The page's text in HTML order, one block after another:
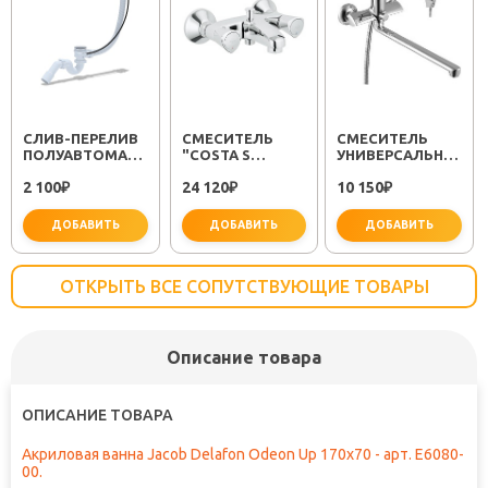
важно для установки
CЛИВ-ПЕРЕЛИВ
ПОЛУАВТОМАТ
2 100₽
ДОБАВИТЬ
СМЕСИТЕЛЬ
"COSTA S
24 120₽
ДОБАВИТЬ
СМЕСИТЕЛЬ
УНИВЕРСАЛЬНЫЙ
LM1151C"
10 150₽
ДОБАВИТЬ
ОТКРЫТЬ ВСЕ СОПУТСТВУЮЩИЕ ТОВАРЫ
Описание товара
ОПИСАНИЕ ТОВАРА
Акриловая ванна Jacob Delafon Odeon Up 170x70 - арт. E6080-
00.